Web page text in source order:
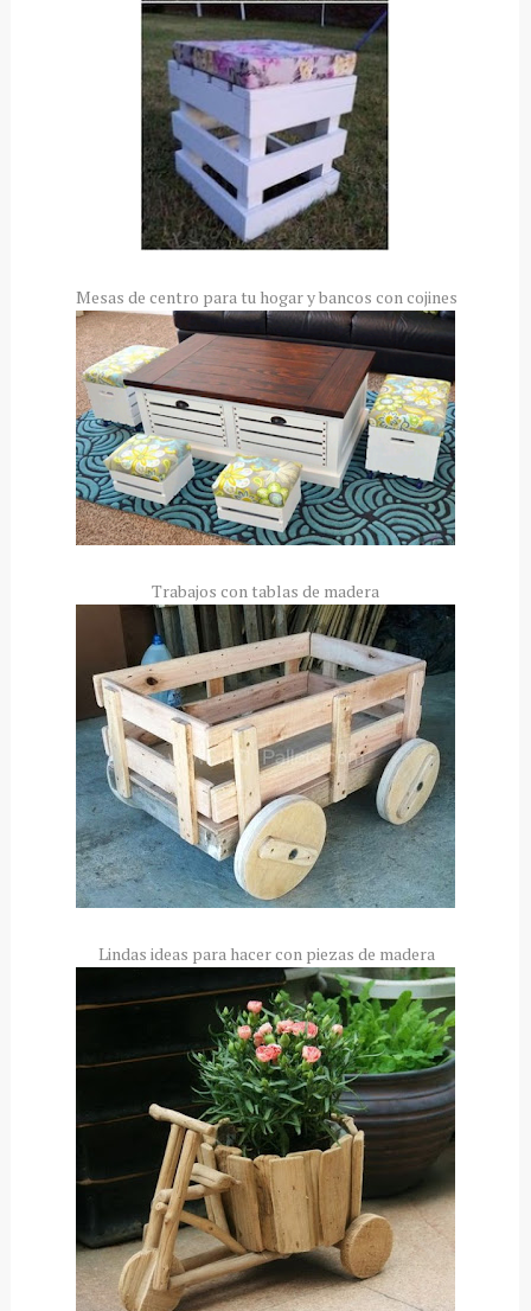
Mesas de centro para tu hogar y bancos con cojines
Trabajos con tablas de madera
Lindas ideas para hacer con piezas de madera